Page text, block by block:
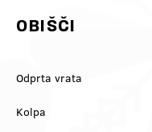
OBIŠČI
Odprta vrata
Kolpa